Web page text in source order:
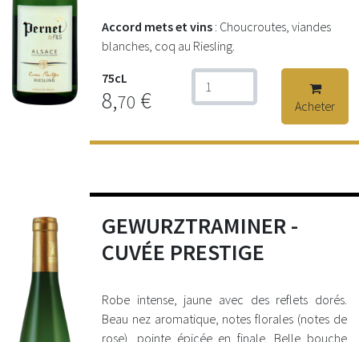
Accord mets et vins : Choucroutes, viandes
blanches, coq au Riesling.
75cL
8,70 € Acheter
GEWURZTRAMINER -
CUVÉE PRESTIGE
Robe intense, jaune avec des reflets dorés.
Beau nez aromatique, notes florales (notes de
rose), pointe épicée en finale. Belle bouche